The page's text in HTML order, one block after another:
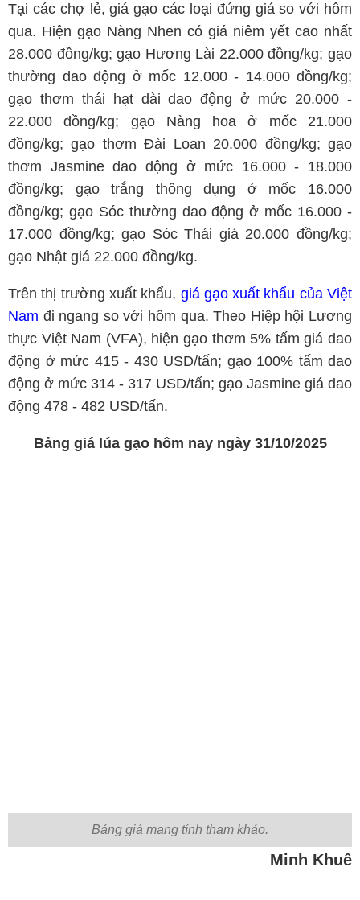
Tại các chợ lẻ, giá gạo các loại đứng giá so với hôm
qua. Hiện gạo Nàng Nhen có giá niêm yết cao nhất
28.000 đồng/kg; gạo Hương Lài 22.000 đồng/kg; gạo
thường dao động ở mốc 12.000 - 14.000 đồng/kg;
gạo thơm thái hạt dài dao động ở mức 20.000 -
22.000 đồng/kg; gạo Nàng hoa ở mốc 21.000
đồng/kg; gạo thơm Đài Loan 20.000 đồng/kg; gạo
thơm Jasmine dao động ở mức 16.000 - 18.000
đồng/kg; gạo trắng thông dụng ở mốc 16.000
đồng/kg; gạo Sóc thường dao động ở mốc 16.000 -
17.000 đồng/kg; gạo Sóc Thái giá 20.000 đồng/kg;
gạo Nhật giá 22.000 đồng/kg.
Trên thị trường xuất khẩu, giá gạo xuất khẩu của Việt
Nam đi ngang so với hôm qua. Theo Hiệp hội Lương
thực Việt Nam (VFA), hiện gạo thơm 5% tấm giá dao
động ở mức 415 - 430 USD/tấn; gạo 100% tấm dao
động ở mức 314 - 317 USD/tấn; gạo Jasmine giá dao
động 478 - 482 USD/tấn.
Bảng giá lúa gạo hôm nay ngày 31/10/2025
Bảng giá mang tính tham khảo.
Minh Khuê